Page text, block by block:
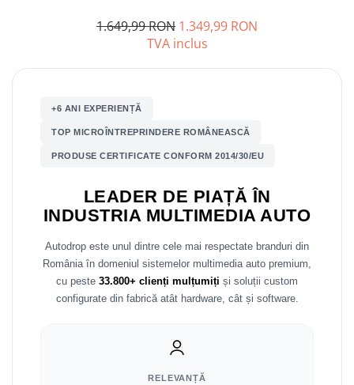
Mitsubishi
1.649,99 RON 1.349,99 RON
TVA inclus
+6 ANI EXPERIENȚĂ
TOP MICROÎNTREPRINDERE ROMÂNEASCĂ
PRODUSE CERTIFICATE CONFORM 2014/30/EU
LEADER DE PIAȚĂ ÎN
INDUSTRIA MULTIMEDIA AUTO
Autodrop este unul dintre cele mai respectate branduri din
România în domeniul sistemelor multimedia auto premium,
cu peste 33.800+ clienți mulțumiți și soluții custom
configurate din fabrică atât hardware, cât și software.
RELEVANȚĂ